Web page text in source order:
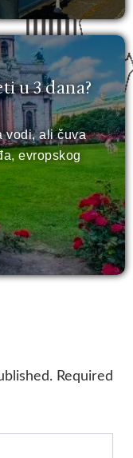
u 3 dana?
vodi, ali čuva
evropskog
Required